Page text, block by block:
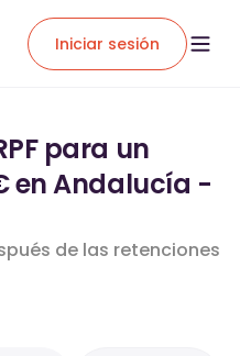
Iniciar sesión
para un
en Andalucía -
de las retenciones